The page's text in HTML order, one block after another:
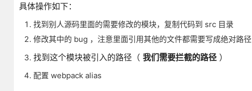
具体操作如下：
找到别人源码里面的需要修改的模块，复制代码到 src 目录
修改其中的 bug ，注意里面引用其他的文件都需要写成绝对路径
找到这个模块被引入的路径（ 我们需要拦截的路径）
配置 webpack alias